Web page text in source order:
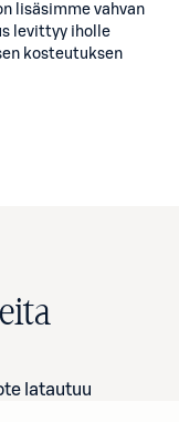
lisäsimme vahvan
levittyy iholle
kosteutuksen
latautuu